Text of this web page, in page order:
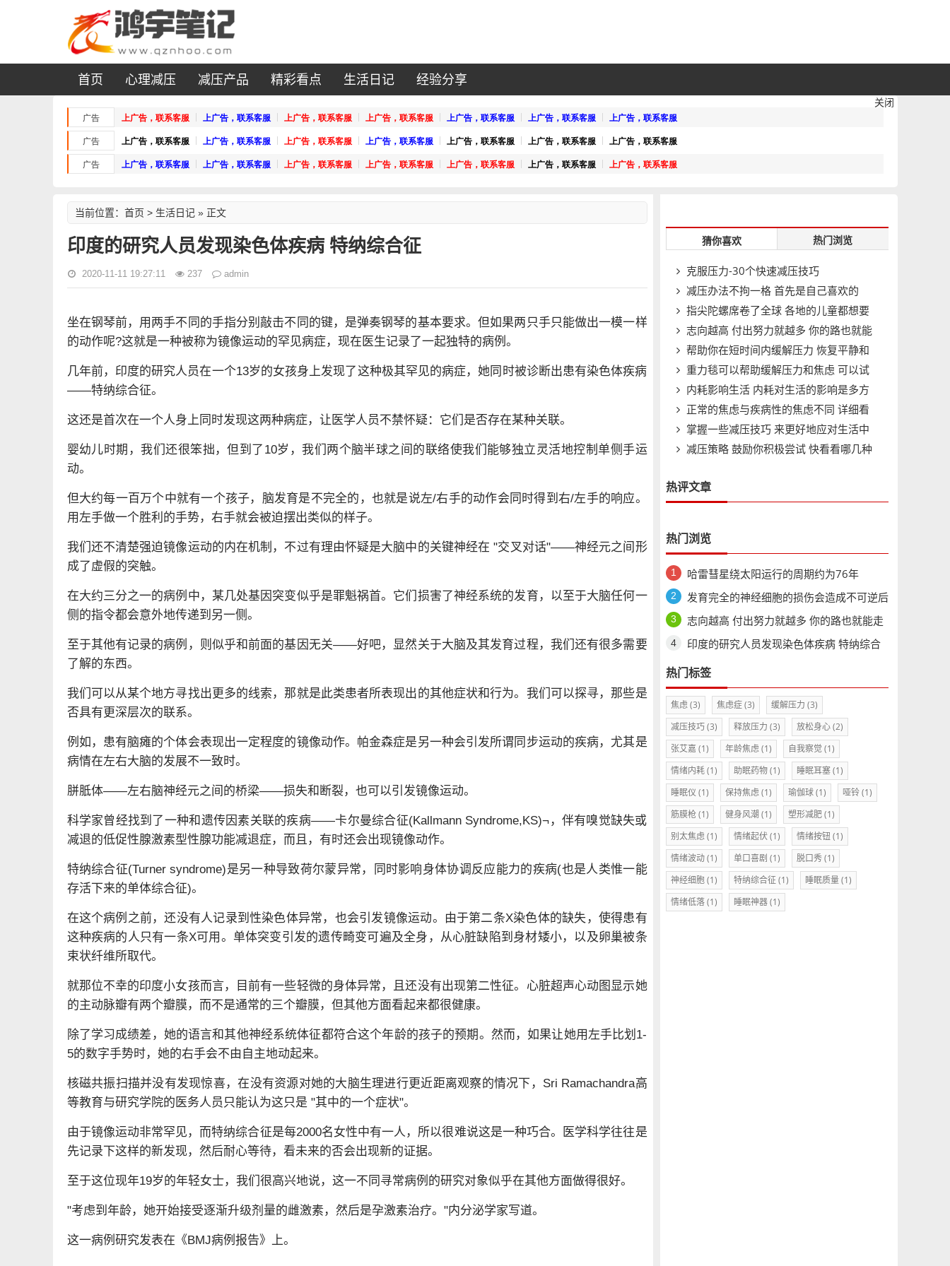
首页 心理减压 减压产品 精彩看点 生活日记 经验分享
关闭
当前位置： 首页 > 生活日记» 正文
印度的研究人员发现染色体疾病 特纳综合征
2020-11-11 19:27:11 237 admin
坐在钢琴前，用两手不同的手指分别敲击不同的键，是弹奏钢琴的基本要求。但如果两只手只能做出一模一样
的动作呢?这就是一种被称为镜像运动的罕见病症，现在医生记录了一起独特的病例。
几年前，印度的研究人员在一个13岁的女孩身上发现了这种极其罕见的病症，她同时被诊断出患有染色体疾病
——特纳综合征。
这还是首次在一个人身上同时发现这两种病症，让医学人员不禁怀疑：它们是否存在某种关联。
婴幼儿时期，我们还很笨拙，但到了10岁，我们两个脑半球之间的联络使我们能够独立灵活地控制单侧手运
动。
但大约每一百万个中就有一个孩子，脑发育是不完全的，也就是说左/右手的动作会同时得到右/左手的响应。
用左手做一个胜利的手势，右手就会被迫摆出类似的样子。
我们还不清楚强迫镜像运动的内在机制，不过有理由怀疑是大脑中的关键神经在 "交叉对话"——神经元之间形
成了虚假的突触。
在大约三分之一的病例中，某几处基因突变似乎是罪魁祸首。它们损害了神经系统的发育，以至于大脑任何一
侧的指令都会意外地传递到另一侧。
至于其他有记录的病例，则似乎和前面的基因无关——好吧，显然关于大脑及其发育过程，我们还有很多需要
了解的东西。
我们可以从某个地方寻找出更多的线索，那就是此类患者所表现出的其他症状和行为。我们可以探寻，那些是
否具有更深层次的联系。
例如，患有脑瘫的个体会表现出一定程度的镜像动作。帕金森症是另一种会引发所谓同步运动的疾病，尤其是
病情在左右大脑的发展不一致时。
胼胝体——左右脑神经元之间的桥梁——损失和断裂，也可以引发镜像运动。
科学家曾经找到了一种和遗传因素关联的疾病——卡尔曼综合征(Kallmann Syndrome,KS)¬，伴有嗅觉缺失或
减退的低促性腺激素型性腺功能减退症，而且，有时还会出现镜像动作。
特纳综合征(Turner syndrome)是另一种导致荷尔蒙异常，同时影响身体协调反应能力的疾病(也是人类惟一能
存活下来的单体综合征)。
在这个病例之前，还没有人记录到性染色体异常，也会引发镜像运动。由于第二条X染色体的缺失，使得患有
这种疾病的人只有一条X可用。单体突变引发的遗传畸变可遍及全身，从心脏缺陷到身材矮小，以及卵巢被条
束状纤维所取代。
就那位不幸的印度小女孩而言，目前有一些轻微的身体异常，且还没有出现第二性征。心脏超声心动图显示她
的主动脉瓣有两个瓣膜，而不是通常的三个瓣膜，但其他方面看起来都很健康。
除了学习成绩差，她的语言和其他神经系统体征都符合这个年龄的孩子的预期。然而，如果让她用左手比划1-
5的数字手势时，她的右手会不由自主地动起来。
核磁共振扫描并没有发现惊喜，在没有资源对她的大脑生理进行更近距离观察的情况下，Sri Ramachandra高
等教育与研究学院的医务人员只能认为这只是 "其中的一个症状"。
由于镜像运动非常罕见，而特纳综合征是每2000名女性中有一人，所以很难说这是一种巧合。医学科学往往是
先记录下这样的新发现，然后耐心等待，看未来的否会出现新的证据。
至于这位现年19岁的年轻女士，我们很高兴地说，这一不同寻常病例的研究对象似乎在其他方面做得很好。
"考虑到年龄，她开始接受逐渐升级剂量的雌激素，然后是孕激素治疗。"内分泌学家写道。
这一病例研究发表在《BMJ病例报告》上。
猜你喜欢 热门浏览
克服压力-30个快速减压技巧
减压办法不拘一格 首先是自己喜欢的
指尖陀螺席卷了全球 各地的儿童都想要
一个志向越高 付出努力就越多 你的路也就能
走越远
帮助你在短时间内缓解压力 恢复平静和
专注重力毯可以帮助缓解压力和焦虑 可以试
试看内耗影响生活 内耗对生活的影响是多方
面的正常的焦虑与疾病性的焦虑不同 详细看
文章掌握一些减压技巧 来更好地应对生活中
的压力
减压策略 鼓励你积极尝试 快看看哪几种
热评文章
热门浏览
哈雷彗星绕太阳运行的周期约为76年
发育完全的神经细胞的损伤会造成不可逆后
果
志向越高 付出努力就越多 你的路也就能走
越远
印度的研究人员发现染色体疾病 特纳综合
征
热门标签
焦虑(3) 焦虑症(3) 缓解压力 (3)
减压技巧(3) 释放压力 (3) 放松身心(2)
张艾嘉 (1) 年龄焦虑(1) 自我察觉(1)
情绪内耗(1) 助眠药物(1) 睡眠耳塞(1)
睡眠仪 (1) 保持焦虑(1) 瑜伽球(1) 哑铃(1)
筋膜枪(1) 健身风潮 (1) 塑形减肥(1)
别太焦虑(1) 情绪起伏(1) 情绪按钮 (1)
情绪波动(1) 单口喜剧 (1) 脱口秀 (1)
神经细胞(1) 特纳综合征 (1) 睡眠质量(1)
情绪低落(1) 睡眠神器(1)